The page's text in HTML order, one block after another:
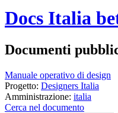
Docs Italia
Documenti
Manuale operativo di design
Progetto: Designers Italia
Amministrazione: italia
Cerca nel documento